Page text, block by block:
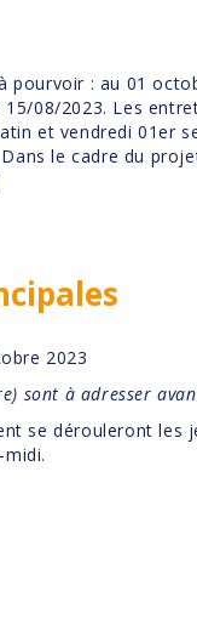
: au 01
08/2023. Les
et vendredi 01er
le cadre du
2023
sont à adresser
se dérouleront les